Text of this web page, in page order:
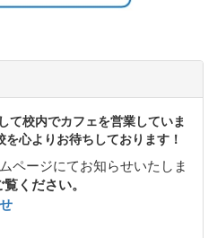
て校内でカフェを営業していま
心よりお待ちしております！
ページにてお知らせいたしま
ください。